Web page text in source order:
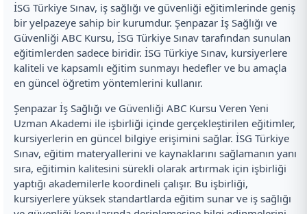
İSG Türkiye Sınav, iş sağlığı ve güvenliği eğitimlerinde geniş
bir yelpazeye sahip bir kurumdur. Şenpazar İş Sağlığı ve
Güvenliği ABC Kursu, İSG Türkiye Sınav tarafından sunulan
eğitimlerden sadece biridir. İSG Türkiye Sınav, kursiyerlere
kaliteli ve kapsamlı eğitim sunmayı hedefler ve bu amaçla
en güncel öğretim yöntemlerini kullanır.
Şenpazar İş Sağlığı ve Güvenliği ABC Kursu Veren Yeni
Uzman Akademi ile işbirliği içinde gerçekleştirilen eğitimler,
kursiyerlerin en güncel bilgiye erişimini sağlar. İSG Türkiye
Sınav, eğitim materyallerini ve kaynaklarını sağlamanın yanı
sıra, eğitimin kalitesini sürekli olarak artırmak için işbirliği
yaptığı akademilerle koordineli çalışır. Bu işbirliği,
kursiyerlere yüksek standartlarda eğitim sunar ve iş sağlığı